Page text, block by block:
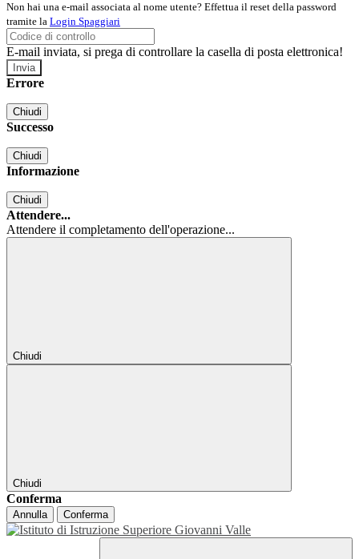
Non hai una e-mail associata al nome utente? Effettua il reset della password
tramite la Login Spaggiari
E-mail inviata, si prega di controllare la casella di posta elettronica!
Errore
Chiudi
Successo
Chiudi
Informazione
Chiudi
Attendere...
Attendere il completamento dell'operazione...
Chiudi
Chiudi
Conferma
Annulla Conferma